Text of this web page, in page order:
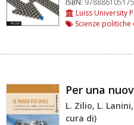
ISBN:
Luiss University
Scienze politiche
Per una
L. Zilio, L.
cura di)